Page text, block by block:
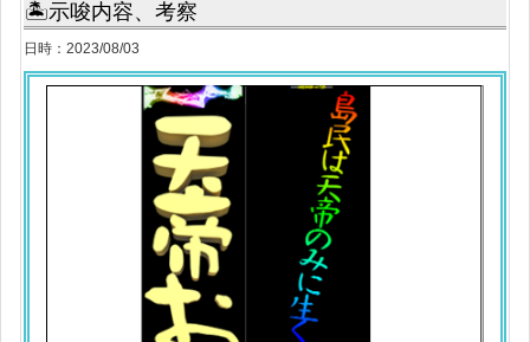
🏝示唆内容、考察
日時：2023/08/03